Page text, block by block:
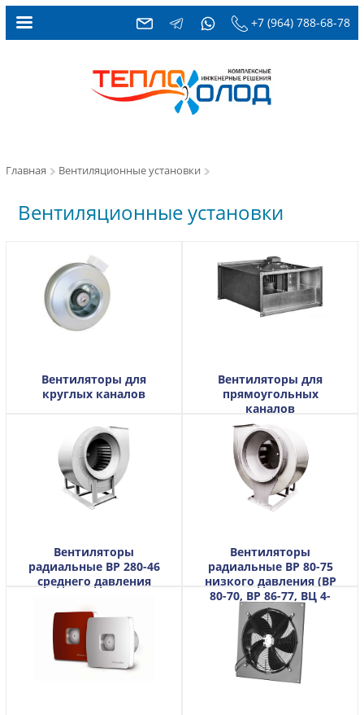
+7 (964) 788-68-78
Главная Вентиляционные установки
Вентиляционные установки
Вентиляторы для
круглых каналов
Вентиляторы для
прямоугольных
каналов
Вентиляторы
радиальные ВР 280-46
среднего давления
Вентиляторы
радиальные ВР 80-75
низкого давления (ВР
80-70, ВР 86-77, ВЦ 4-
70)